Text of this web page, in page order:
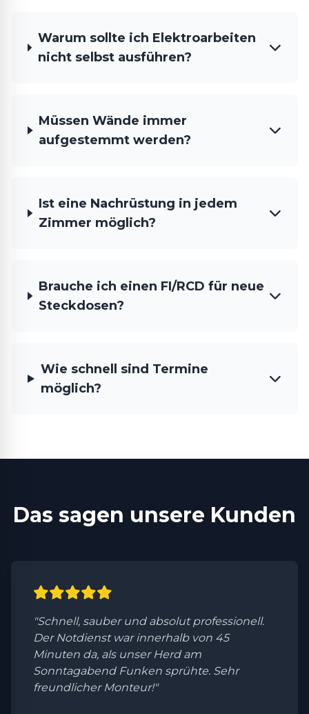
Warum sollte ich Elektroarbeiten
nicht selbst ausführen?
Müssen Wände immer
aufgestemmt werden?
Ist eine Nachrüstung in jedem
Zimmer möglich?
Brauche ich einen FI/RCD für neue
Steckdosen?
Wie schnell sind Termine
möglich?
Das sagen unsere Kunden
"Schnell, sauber und absolut professionell.
Der Notdienst war innerhalb von 45
Minuten da, als unser Herd am
Sonntagabend Funken sprühte. Sehr
freundlicher Monteur!"